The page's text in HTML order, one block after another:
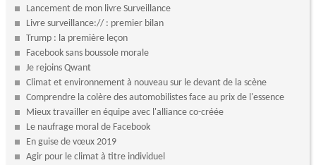
Lancement de mon livre Surveillance
Livre surveillance:// : premier bilan
Trump : la première leçon
Facebook sans boussole morale
Je rejoins Qwant
Climat et environnement à nouveau sur le devant de la scène
Comprendre la colère des automobilistes face au prix de l'essence
Mieux travailler en équipe avec l'alliance co-créée
Le naufrage moral de Facebook
En guise de vœux 2019
Agir pour le climat à titre individuel